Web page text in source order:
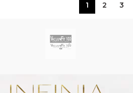
1 2 3